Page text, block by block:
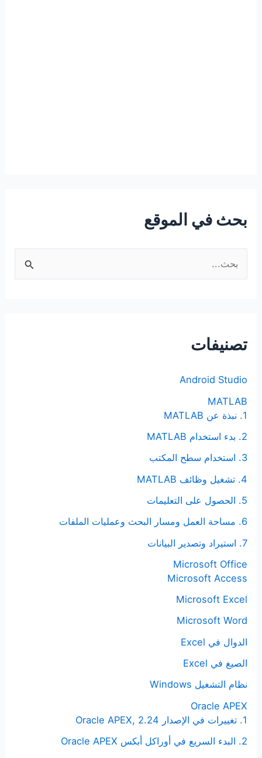
بحث في الموقع
ل
ع
تصنيفات
Android Studio
MATLAB
1. نبذة عن MATLAB
2. بدء استخدام MATLAB
3. استخدام سطح المكتب
4. تشغيل وظائف MATLAB
5. الحصول على التعليمات
6. مساحة العمل ومسار البحث وعمليات الملفات
7. استيراد وتصدير البيانات
Microsoft Office
Microsoft Access
Microsoft Excel
Microsoft Word
الدوال في Excel
الصيغ في Excel
نظام التشغيل Windows
Oracle APEX
1. تغييرات في الإصدار Oracle APEX, 2.24
2. البدء السريع في أوراكل أبكس Oracle APEX